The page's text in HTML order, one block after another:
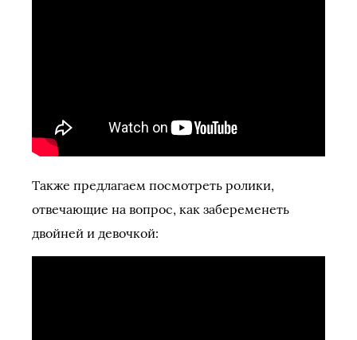
Также предлагаем посмотреть ролики,
отвечающие на вопрос, как забеременеть
двойней и девочкой: